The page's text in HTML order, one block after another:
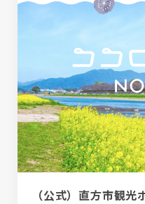
（公式）直方市観光